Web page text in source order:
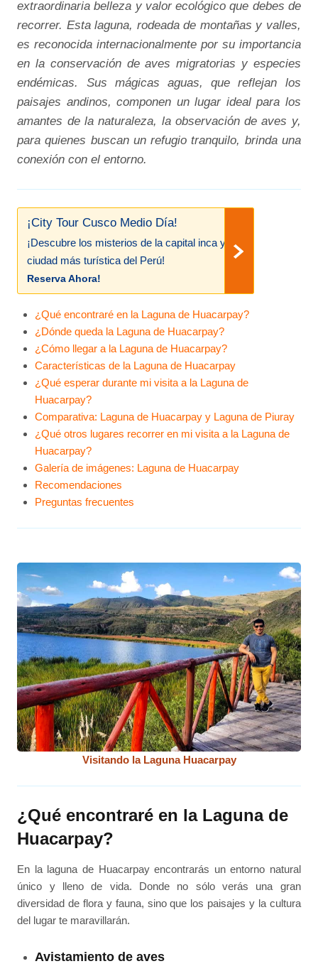
extraordinaria belleza y valor ecológico que debes de
recorrer. Esta laguna, rodeada de montañas y valles,
es reconocida internacionalmente por su importancia
en la conservación de aves migratorias y especies
endémicas. Sus mágicas aguas, que reflejan los
paisajes andinos, componen un lugar ideal para los
amantes de la naturaleza, la observación de aves y,
para quienes buscan un refugio tranquilo, brinda una
conexión con el entorno.
¡City Tour Cusco Medio Día!
¡Descubre los misterios de la capital inca y
ciudad más turística del Perú!
Reserva Ahora!
¿Qué encontraré en la Laguna de Huacarpay?
¿Dónde queda la Laguna de Huacarpay?
¿Cómo llegar a la Laguna de Huacarpay?
Características de la Laguna de Huacarpay
¿Qué esperar durante mi visita a la Laguna de
Huacarpay?
Comparativa: Laguna de Huacarpay y Laguna de Piuray
¿Qué otros lugares recorrer en mi visita a la Laguna de
Huacarpay?
Galería de imágenes: Laguna de Huacarpay
Recomendaciones
Preguntas frecuentes
Visitando la Laguna Huacarpay
¿Qué encontraré en la Laguna de
Huacarpay?
En la laguna de Huacarpay encontrarás un entorno natural
único y lleno de vida. Donde no sólo verás una gran
diversidad de flora y fauna, sino que los paisajes y la cultura
del lugar te maravillarán.
Avistamiento de aves